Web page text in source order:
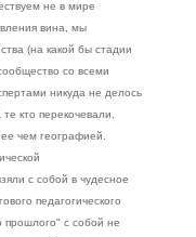
не в мире
вина, мы
(на какой бы стадии
со всеми
никуда не делось
кто перекочевали,
чем географией.
с собой в чудесное
педагогического
прошлого" с собой не